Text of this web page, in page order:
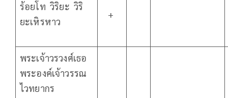
ร้อยโท วิริยะ วิริ
ยะเหิรหาว
+
พระเจ้าวรวงศ์เธอ
พระองค์เจ้าวรรณ
ไวทยากร